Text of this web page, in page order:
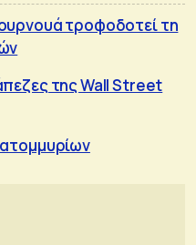
τροφοδοτεί τη
της Wall Street